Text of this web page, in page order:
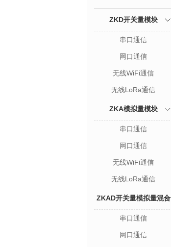
ZKD开关量模块
串口通信
网口通信
无线WiFi通信
无线LoRa通信
ZKA模拟量模块
串口通信
网口通信
无线WiFi通信
无线LoRa通信
ZKAD开关量模拟量混合
模块
串口通信
网口通信